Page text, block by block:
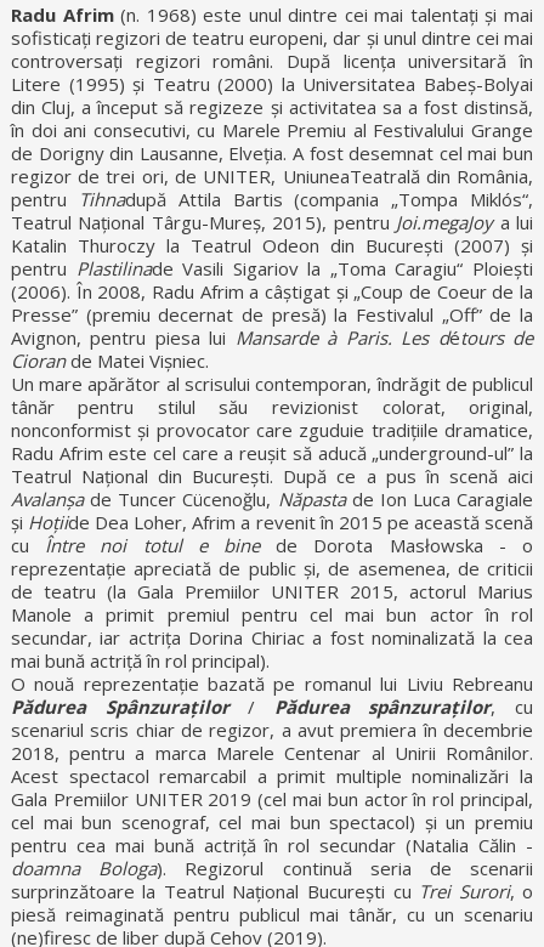
Radu Afrim(n. 1968) este unul dintre cei mai talentați și mai
sofisticați regizori de teatru europeni, dar și unul dintre cei mai
controversați regizori români. După licența universitară în
Litere (1995) și Teatru (2000) la Universitatea Babeș-Bolyai
din Cluj, a început să regizeze și activitatea sa a fost distinsă,
în doi ani consecutivi, cu Marele Premiu al Festivalului Grange
de Dorigny din Lausanne, Elveția. A fost desemnat cel mai bun
regizor de trei ori, de UNITER, UniuneaTeatrală din România,
pentru
Tihnadupă Attila Bartis (compania „Tompa Miklós“,
Teatrul Național Târgu-Mureș, 2015), pentru Joi.megaJoya lui
Katalin Thuroczy la Teatrul Odeon din București (2007) și
pentru Plastilinade Vasili Sigariov la „Toma Caragiu“ Ploiești
(2006). În 2008, Radu Afrim a câștigat și „Coup de Coeur de la
Presse” (premiu decernat de presă) la Festivalul „Off” de la
Avignon, pentru piesa lui Mansarde à Paris. Les détours de
Ciorande Matei Vișniec.
Un mare apărător al scrisului contemporan, îndrăgit de publicul
tânăr pentru stilul său revizionist colorat, original,
nonconformist și provocator care zguduie tradițiile dramatice,
Radu Afrim este cel care a reușit să aducă „underground-ul” la
Teatrul Național din București. După ce a pus în scenă aici
Avalanșade Tuncer Cücenoğlu, Năpastade Ion Luca Caragiale
și Hoțiide Dea Loher, Afrim a revenit în 2015 pe această scenă
cu Între noi totul e binede Dorota Masłowska - o
reprezentație apreciată de public și, de asemenea, de criticii
de teatru (la Gala Premiilor UNITER 2015, actorul Marius
Manole a primit premiul pentru cel mai bun actor în rol
secundar, iar actrița Dorina Chiriac a fost nominalizată la cea
mai bună actriță în rol principal).
O nouă reprezentație bazată pe romanul lui Liviu Rebreanu
Pădurea Spânzuraților/ Pădurea spânzuraților, cu
scenariul scris chiar de regizor, a avut premiera în decembrie
2018, pentru a marca Marele Centenar al Unirii Românilor.
Acest spectacol remarcabil a primit multiple nominalizări la
Gala Premiilor UNITER 2019 (cel mai bun actor în rol principal,
cel mai bun scenograf, cel mai bun spectacol) și un premiu
pentru cea mai bună actriță în rol secundar (Natalia Călin -
doamna Bologa). Regizorul continuă seria de scenarii
surprinzătoare la Teatrul Național București cu Trei Surori, o
piesă reimaginată pentru publicul mai tânăr, cu un scenariu
(ne)firesc de liber după Cehov (2019).